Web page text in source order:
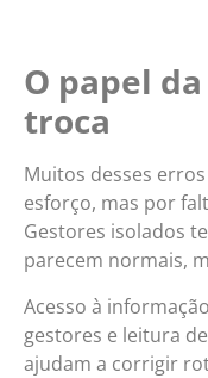
O papel da
troca
Muitos desses
esforço, mas por
Gestores isolados
parecem normais,
Acesso à
gestores e leitura
ajudam a corrigir